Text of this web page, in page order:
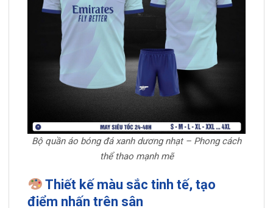
Bộ quần áo bóng đá xanh dương nhạt – Phong cách
thể thao mạnh mẽ
Thiết kế màu sắc tinh tế, tạo
điểm nhấn trên sân